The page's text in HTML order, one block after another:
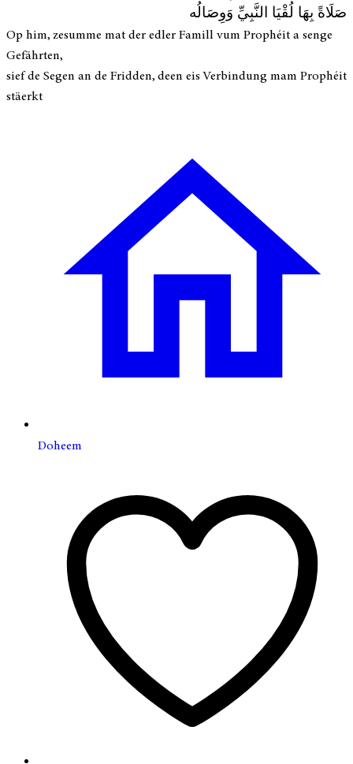
صَلَاةً بِهَا لُقْيَا النَّبِيِّ وَوِصَالُه
Op him, zesumme mat der edler Famill vum Prophéit a senge
Gefährten,
sief de Segen an de Fridden, deen eis Verbindung mam Prophéit
stäerkt
Doheem